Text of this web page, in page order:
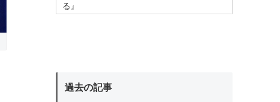
る』
過去の記事